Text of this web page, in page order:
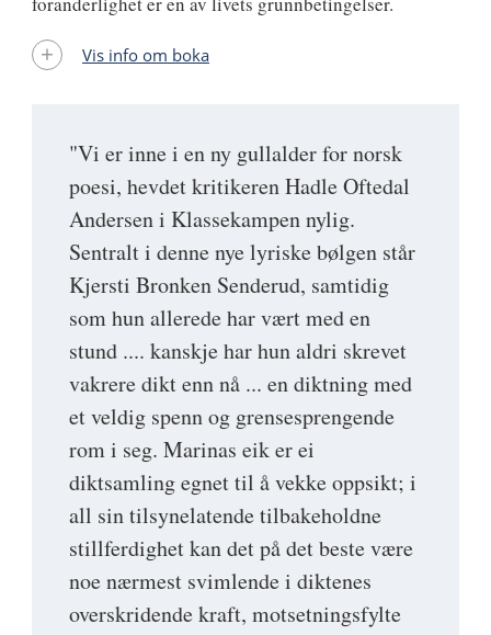
"Vi er inne i en ny gullalder for norsk
poesi, hevdet kritikeren Hadle Oftedal
Andersen i Klassekampen nylig.
Sentralt i denne nye lyriske bølgen står
Kjersti Bronken Senderud, samtidig
som hun allerede har vært med en
stund .... kanskje har hun aldri skrevet
vakrere dikt enn nå ... en diktning med
et veldig spenn og grensesprengende
rom i seg. Marinas eik er ei
diktsamling egnet til å vekke oppsikt; i
all sin tilsynelatende tilbakeholdne
stillferdighet kan det på det beste være
noe nærmest svimlende i diktenes
overskridende kraft, motsetningsfylte
Vis info om boka